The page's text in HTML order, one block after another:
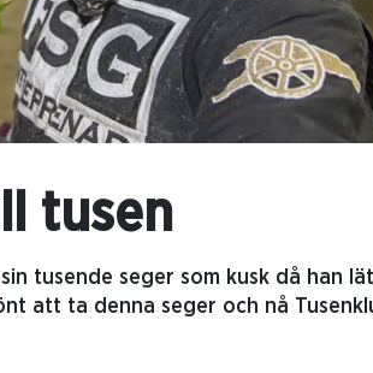
tusen
tusende seger som kusk då han
att ta denna seger och nå